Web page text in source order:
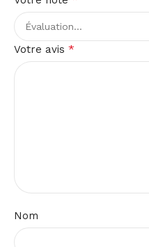
Votre avis *
Nom